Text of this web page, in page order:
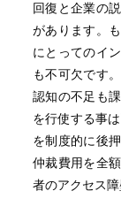
回復と企業の
があります。
にとってのイ
も不可欠です
認知の不足も
を行使する事
を制度的に後
仲裁費用を全
者のアクセス障